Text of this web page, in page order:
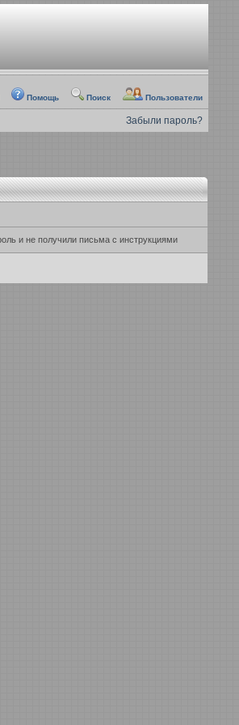
Помощь Поиск Пользователи
Забыли пароль?
и не получили письма с инструкциями